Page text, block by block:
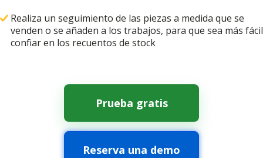
Realiza un seguimiento de las piezas a medida que se
venden o se añaden a los trabajos, para que sea más fácil
confiar en los recuentos de stock
Prueba gratis
Reserva una demo